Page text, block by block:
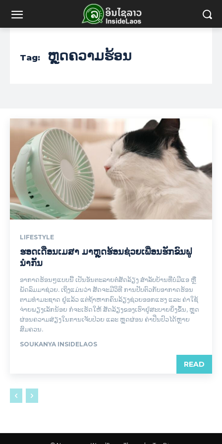
Tag: ຫຼຸດຄວາມຮ້ອນ
LIFESTYLE
ຮອດເດືອນເມສາ ມາຫຼຸດຮ້ອນຊ່ວຍເພື່ອນຮັກຂົນຟູ
ນຳກັນ
ອາກາດຮ້ອນໆແບບນີ້ ເປັນອັນຕະລາຍຕໍ່ສັດລ້ຽງ ສຳລັບບ້ານທີ່ບໍ່ມີແອ ຫຼື
ພັດລົມມາຊ່ວຍ. ເຖິງແມ່ນວ່າ ສັດຈະມີວິທີ ການປັບຕົວກັບອາກາດຮ້ອນ
ຕາມທຳມະຊາດ ຢູ່ແລ້ວ ແຕ່ຖ້າຫາກຄົນລ້ຽງຊ່ວຍອອກແຮງ ແລະ ຄ່າໃຊ້
ຈ່າຍພຽງເລັກນ້ອຍ ກໍຈະເຮັດໃຫ້ ສັດລ້ຽງຂອງເຮົາຢູ່ສະບາຍຍິ່ງຂຶ້ນ, ຫຼຸດ
ຜ່ອນຄວາມສ່ຽງໃນການເຈັບປ່ວຍ ແລະ ຫຼຸດຜ່ອນ ຄ່າປິ່ນປົວໄດ້ຫຼາຍ
ສົມຄວນ.
SOUKANYA INSIDELAOS
READ